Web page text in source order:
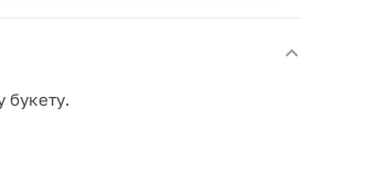
букету.